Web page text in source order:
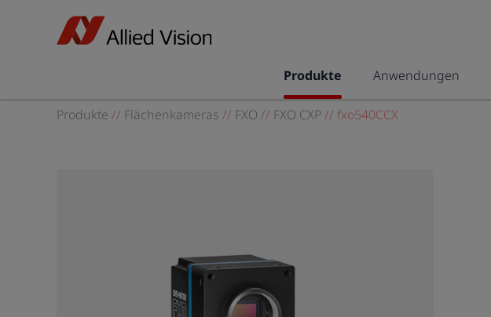
Produkte Anwendungen
Produkte // Flächenkameras // FXO // FXO CXP// fxo540CCX